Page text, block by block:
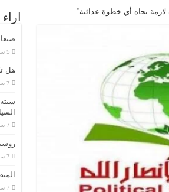
تجاه أي خطوة عدائية” اراء
هل